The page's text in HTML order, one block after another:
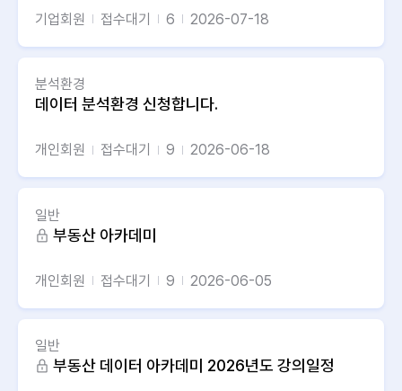
기업회원 접수대기 6 2026-07-18
분석환경
데이터 분석환경 신청합니다.
개인회원 접수대기 9 2026-06-18
일반
부동산 아카데미
개인회원 접수대기 9 2026-06-05
일반
부동산 데이터 아카데미 2026년도 강의일정